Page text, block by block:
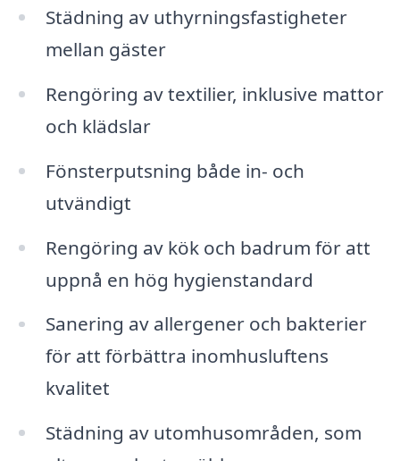
Städning av uthyrningsfastigheter
mellan gäster
Rengöring av textilier, inklusive mattor
och klädslar
Fönsterputsning både in- och
utvändigt
Rengöring av kök och badrum för att
uppnå en hög hygienstandard
Sanering av allergener och bakterier
för att förbättra inomhusluftens
kvalitet
Städning av utomhusområden, som